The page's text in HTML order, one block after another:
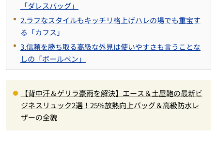
「ダレスバッグ」
2.ラフなスタイルもキッチリ格上げハレの場でも重宝す
る「カフス」
3.信頼を勝ち取る高級な外見は使いやすさも言うことな
しの「ボールペン」
【背中汗＆ゲリラ豪雨を解決】エース＆土屋鞄の最新ビ
ジネスリュック2選！25%放熱向上バッグ＆高級防水レ
ザーの全貌